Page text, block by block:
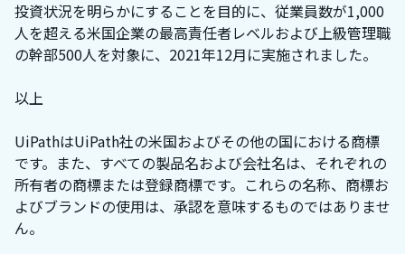
投資状況を明らかにすることを目的に、従業員数が1,000
人を超える米国企業の最高責任者レベルおよび上級管理職
の幹部500人を対象に、2021年12月に実施されました。
以上
UiPathはUiPath社の米国およびその他の国における商標
です。また、すべての製品名および会社名は、それぞれの
所有者の商標または登録商標です。これらの名称、商標お
よびブランドの使用は、承認を意味するものではありませ
ん。